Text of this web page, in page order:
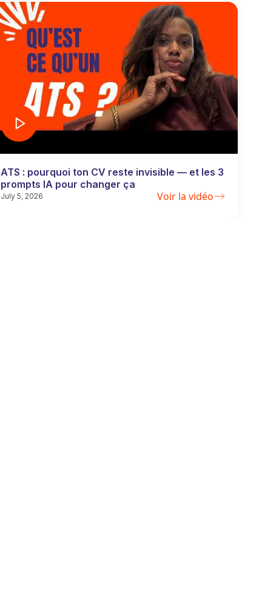
ATS : pourquoi ton CV reste invisible — et les 3
prompts IA pour changer ça
July 5, 2026 Voir la vidéo